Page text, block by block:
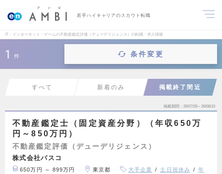
若手ハイキャリアのスカウト転職
IT・インターネット・ゲームの不動産鑑定評価（デューデリジェンス）の転職・求人情報
1 件 条件変更
すべて 新着のみ 掲載終了間近
掲載期間 26/07/28～26/08/10
不動産鑑定士（固定資産分野）（年収650万
円～850万円）
不動産鑑定評価（デューデリジェンス）
株式会社パスコ
650万円 ～ 899万円 東京都 大手企業 土日祝休み
年